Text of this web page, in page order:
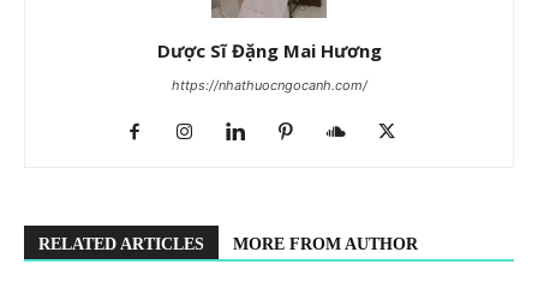
Dược Sĩ Đặng Mai Hương
https://nhathuocngocanh.com/
RELATED ARTICLES MORE FROM AUTHOR